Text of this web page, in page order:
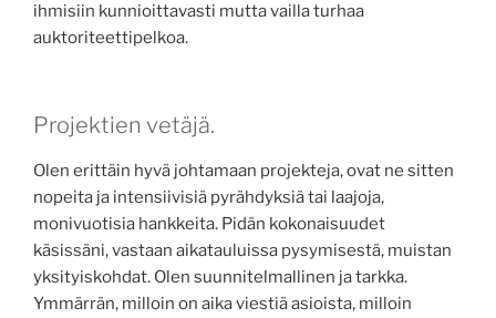
ihmisiin kunnioittavasti mutta vailla turhaa
auktoriteettipelkoa.
Projektien vetäjä.
Olen erittäin hyvä johtamaan projekteja, ovat ne sitten
nopeita ja intensiivisiä pyrähdyksiä tai laajoja,
monivuotisia hankkeita. Pidän kokonaisuudet
käsissäni, vastaan aikatauluissa pysymisestä, muistan
yksityiskohdat. Olen suunnitelmallinen ja tarkka.
Ymmärrän, milloin on aika viestiä asioista, milloin